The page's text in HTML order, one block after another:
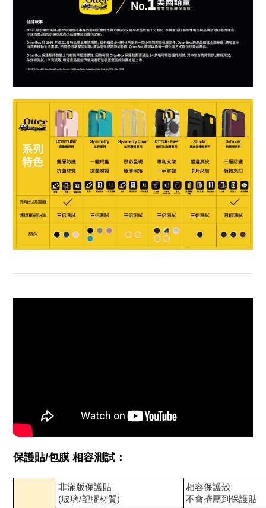
保護貼/包膜 相容測試：
非滿版保護貼
(玻璃/塑膠材質)
相容保護殼
不會擠壓到保護貼